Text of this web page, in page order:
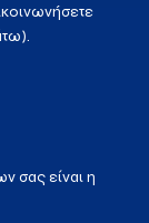
σας είναι η